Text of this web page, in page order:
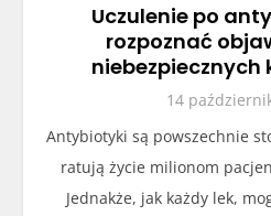
Uczulenie po
rozpoznać
niebezpiecznych
14
Antybiotyki są powszechnie
ratują życie milionom
Jednakże, jak każdy lek,